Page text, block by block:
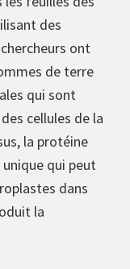
des
ont
de terre
qui sont
cellules de la
la protéine
qui peut
dans
la